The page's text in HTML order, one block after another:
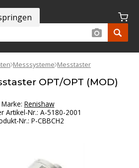
Messsysteme Messtaster
OPT/OPT (MOD)
Marke: Renishaw
Artikel-Nr.: A-5180-2001
Nr.: P-CBBCH2